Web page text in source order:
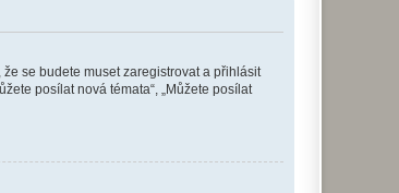
se budete muset zaregistrovat a přihlásit
posílat nová témata“, „Můžete posílat